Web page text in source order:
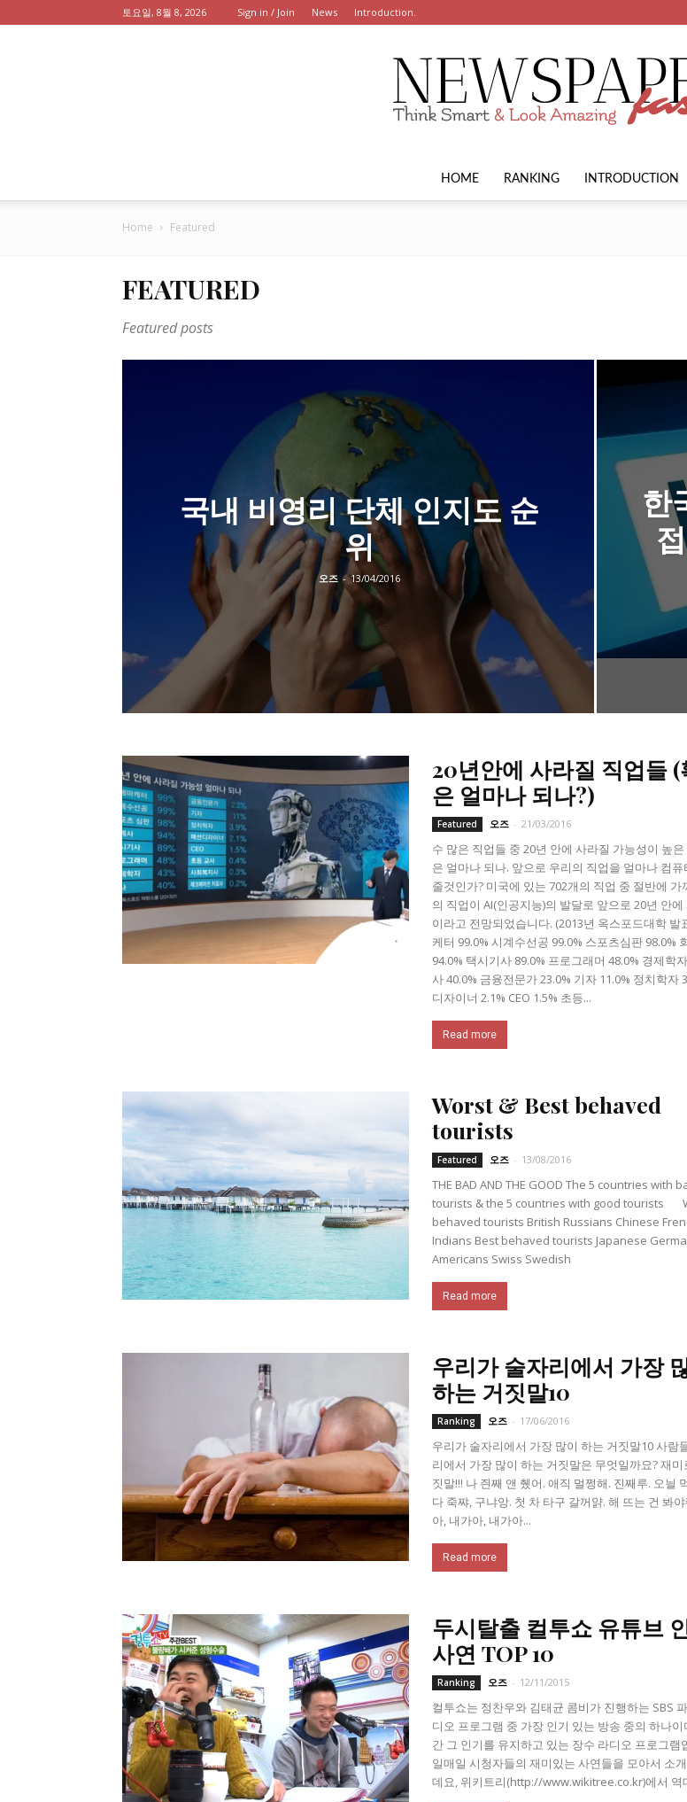
토요일, 8월 8, 2026 Sign in / Join News Introduction.
HOME RANKING INTRODUCTION
Home Featured
FEATURED
Featured posts
국내 비영리 단체 인지도 순
위
오즈 - 13/04/2016
한
20년안에 사라질 직업들 (
은 얼마나 되나?)
Featured 오즈 - 21/03/2016
수 많은 직업들 중 20년 안에 사라질 가능성이 높
은 얼마나 되나. 앞으로 우리의 직업을 얼마나 컴퓨
줄것인가? 미국에 있는 702개의 직업 중 절반에 가
의 직업이 AI(인공지능)의 발달로 앞으로 20년 안에
이라고 전망되었습니다. (2013년 옥스포드대학 발
케터 99.0% 시계수선공 99.0% 스포츠심판 98.0%
94.0% 택시기사 89.0% 프로그래머 48.0% 경제학
사 40.0% 금융전문가 23.0% 기자 11.0% 정치학자
디자이너 2.1% CEO 1.5% 초등...
Read more
Worst & Best behaved
tourists
Featured 오즈 - 13/08/2016
THE BAD AND THE GOOD The 5 countries with
tourists & the 5 countries with good tourists
behaved tourists British Russians Chinese
Indians Best behaved tourists Japanese
Americans Swiss Swedish
Read more
우리가 술자리에서 가장
하는 거짓말10
Ranking 오즈 - 17/06/2016
우리가 술자리에서 가장 많이 하는 거짓말10 사람
리에서 가장 많이 하는 거짓말은 무엇일까요? 재미
짓말!!! 나 즨째 앤 췠어. 애직 멀쩡해. 진째루. 오늴
다 죽쨔, 구냐앙. 첫 차 타구 갈꺼얅. 해 뜨는 건 봐
아, 내가아, 내가아...
Read more
두시탈출 컬투쇼 유튜브
사연 TOP 10
Ranking 오즈 - 12/11/2015
컬투쇼는 정찬우와 김태균 콤비가 진행하는 SBS
디오 프로그램 중 가장 인기 있는 방송 중의 하나이
간 그 인기를 유지하고 있는 장수 라디오 프로그램
일매일 시청자들의 재미있는 사연들을 모아서 소
데요, 위키트리(http://www.wikitree.co.kr)에서 역